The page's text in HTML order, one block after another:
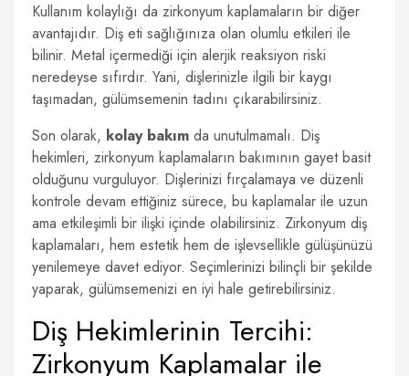
Kullanım kolaylığı da zirkonyum kaplamaların bir diğer
avantajıdır. Diş eti sağlığınıza olan olumlu etkileri ile
bilinir. Metal içermediği için alerjik reaksiyon riski
neredeyse sıfırdır. Yani, dişlerinizle ilgili bir kaygı
taşımadan, gülümsemenin tadını çıkarabilirsiniz.
Son olarak, kolay bakım da unutulmamalı. Diş
hekimleri, zirkonyum kaplamaların bakımının gayet basit
olduğunu vurguluyor. Dişlerinizi fırçalamaya ve düzenli
kontrole devam ettiğiniz sürece, bu kaplamalar ile uzun
ama etkileşimli bir ilişki içinde olabilirsiniz. Zirkonyum diş
kaplamaları, hem estetik hem de işlevsellikle gülüşünüzü
yenilemeye davet ediyor. Seçimlerinizi bilinçli bir şekilde
yaparak, gülümsemenizi en iyi hale getirebilirsiniz.
Diş Hekimlerinin Tercihi:
Zirkonyum Kaplamalar ile